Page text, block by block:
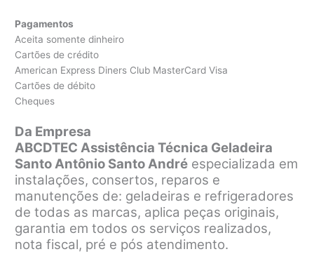
Pagamentos
Aceita somente dinheiro
Cartões de crédito
American Express Diners Club MasterCard Visa
Cartões de débito
Cheques
Da Empresa
ABCDTEC Assistência Técnica Geladeira
Santo Antônio Santo André especializada em
instalações, consertos, reparos e
manutenções de: geladeiras e refrigeradores
de todas as marcas, aplica peças originais,
garantia em todos os serviços realizados,
nota fiscal, pré e pós atendimento.